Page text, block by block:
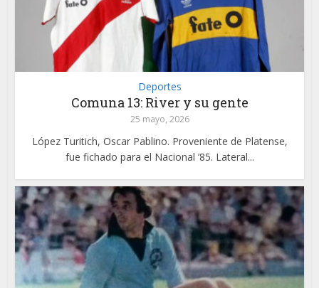
Deportes
Comuna 13: River y su gente
25 mayo, 2026
López Turitich, Oscar Pablino. Proveniente de Platense,
fue fichado para el Nacional ’85. Lateral...